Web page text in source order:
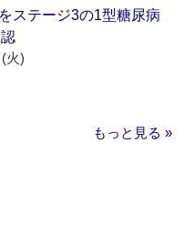
ステージ3の1型糖尿病
火)
もっと見る »